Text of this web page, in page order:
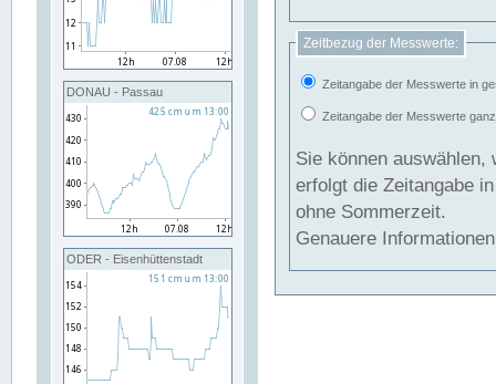
DONAU - Passau
ODER - Eisenhüttenstadt
Zeitbezug der Messwerte:
Zeitangabe der Messwerte in
Zeitangabe der Messwerte
Sie können auswählen,
erfolgt die Zeitangabe
ohne Sommerzeit.
Genauere